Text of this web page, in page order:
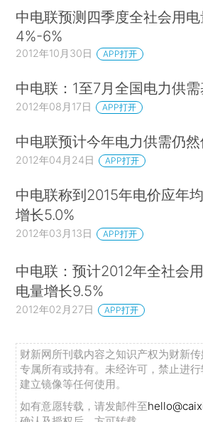
中电联预测四季度全社会用
4%-6%
2012年10月30日 APP打开
中电联：1至7月全国电力供
2012年08月17日 APP打开
中电联预计今年电力供需仍
2012年04月24日 APP打开
中电联称到2015年电价应年均
增长5.0%
2012年03月13日 APP打开
中电联：预计2012年全社会用
电量增长9.5%
2012年02月27日 APP打开
财新网所刊载内容之知识产权为财新
专属所有或持有。未经许可，禁止进
建立镜像等任何使用。
如有意愿转载，请发邮件至